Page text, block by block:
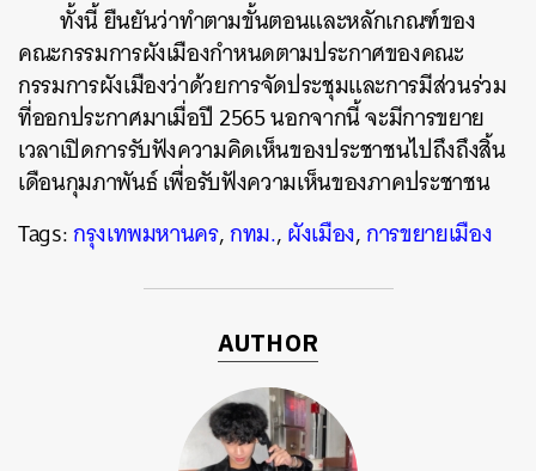
ทั้งนี้ ยืนยันว่าทำตามขั้นตอนและหลักเกณฑ์ของ
คณะกรรมการผังเมืองกำหนดตามประกาศของคณะ
กรรมการผังเมืองว่าด้วยการจัดประชุมและการมีส่วนร่วม
ที่ออกประกาศมาเมื่อปี 2565 นอกจากนี้ จะมีการขยาย
เวลาเปิดการรับฟังความคิดเห็นของประชาชนไปถึงถึงสิ้น
เดือนกุมภาพันธ์ เพื่อรับฟังความเห็นของภาคประชาชน
Tags:กรุงเทพมหานคร,กทม.,ผังเมือง,การขยายเมือง
AUTHOR